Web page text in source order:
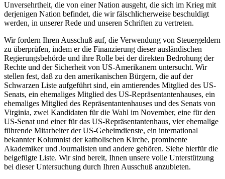
Unversehrtheit, die von einer Nation ausgeht, die sich im Krieg mit
derjenigen Nation befindet, die wir fälschlicherweise beschuldigt
werden, in unserer Rede und unseren Schriften zu vertreten.
Wir fordern Ihren Ausschuß auf, die Verwendung von Steuergeldern
zu überprüfen, indem er die Finanzierung dieser ausländischen
Regierungsbehörde und ihre Rolle bei der direkten Bedrohung der
Rechte und der Sicherheit von US-Amerikanern untersucht. Wir
stellen fest, daß zu den amerikanischen Bürgern, die auf der
Schwarzen Liste aufgeführt sind, ein amtierendes Mitglied des US-
Senats, ein ehemaliges Mitglied des US-Repräsentantenhauses, ein
ehemaliges Mitglied des Repräsentantenhauses und des Senats von
Virginia, zwei Kandidaten für die Wahl im November, eine für den
US-Senat und einer für das US-Repräsentantenhaus, vier ehemalige
führende Mitarbeiter der US-Geheimdienste, ein international
bekannter Kolumnist der katholischen Kirche, prominente
Akademiker und Journalisten und andere gehören. Siehe hierfür die
beigefügte Liste. Wir sind bereit, Ihnen unsere volle Unterstützung
bei dieser Untersuchung durch Ihren Ausschuß anzubieten.